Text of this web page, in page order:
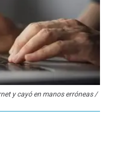
y cayó en manos erróneas /